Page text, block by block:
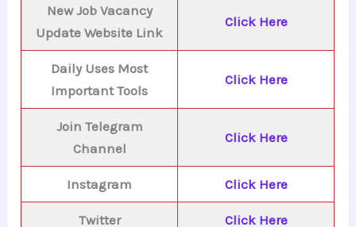
New Job Vacancy
Update Website Link
Click Here
Daily Uses Most
Important Tools
Click Here
Join Telegram
Channel
Click Here
Instagram Click Here
Twitter Click Here